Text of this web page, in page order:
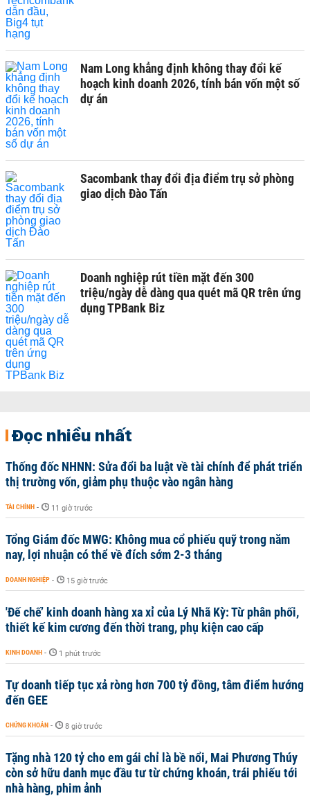
Nam Long khẳng định không thay đổi kế
hoạch kinh doanh 2026, tính bán vốn một số
dự án
Sacombank thay đổi địa điểm trụ sở phòng
giao dịch Đào Tấn
Doanh nghiệp rút tiền mặt đến 300
triệu/ngày dễ dàng qua quét mã QR trên ứng
dụng TPBank Biz
Đọc nhiều nhất
Thống đốc NHNN: Sửa đổi ba luật về tài chính để phát triển
thị trường vốn, giảm phụ thuộc vào ngân hàng
TÀI CHÍNH - 11 giờ trước
Tổng Giám đốc MWG: Không mua cổ phiếu quỹ trong năm
nay, lợi nhuận có thể về đích sớm 2-3 tháng
DOANH NGHIỆP - 15 giờ trước
'Đế chế’ kinh doanh hàng xa xỉ của Lý Nhã Kỳ: Từ phân phối,
thiết kế kim cương đến thời trang, phụ kiện cao cấp
KINH DOANH - 1 phút trước
Tự doanh tiếp tục xả ròng hơn 700 tỷ đồng, tâm điểm hướng
đến GEE
CHỨNG KHOÁN - 8 giờ trước
Tặng nhà 120 tỷ cho em gái chỉ là bề nổi, Mai Phương Thúy
còn sở hữu danh mục đầu tư từ chứng khoán, trái phiếu tới
nhà hàng, phim ảnh